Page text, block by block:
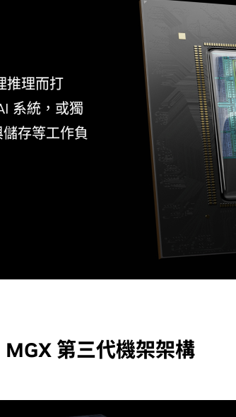
推理而打
系統，或獨
存等工作負
MGX 第三代機架架構